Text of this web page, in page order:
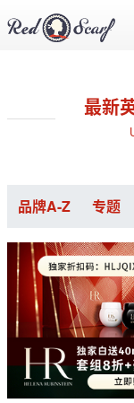
最新
品牌A-Z 专题